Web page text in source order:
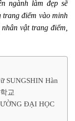
ngành làm đẹp sẽ
trang điểm vào minh
vật trang điểm,
SUNGSHIN Hàn
교
ĐẠI HỌC